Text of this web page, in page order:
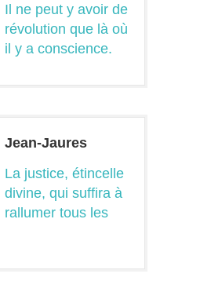
Il ne peut y avoir de
révolution que là où
il y a conscience.
Jean-Jaures
La justice, étincelle
divine, qui suffira à
rallumer tous les